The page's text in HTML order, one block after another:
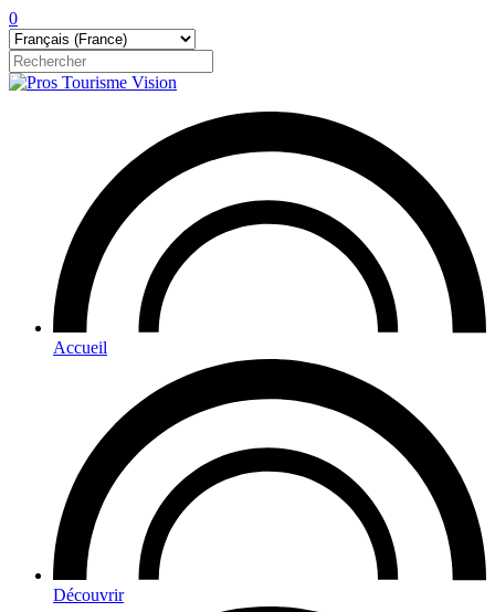
0
Accueil
Découvrir